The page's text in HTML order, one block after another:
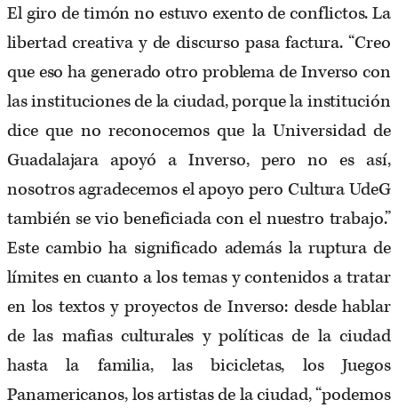
El giro de timón no estuvo exento de conflictos. La
libertad creativa y de discurso pasa factura. “Creo
que eso ha generado otro problema de Inverso con
las instituciones de la ciudad, porque la institución
dice que no reconocemos que la Universidad de
Guadalajara apoyó a Inverso, pero no es así,
nosotros agradecemos el apoyo pero Cultura UdeG
también se vio beneficiada con el nuestro trabajo.”
Este cambio ha significado además la ruptura de
límites en cuanto a los temas y contenidos a tratar
en los textos y proyectos de Inverso: desde hablar
de las mafias culturales y políticas de la ciudad
hasta la familia, las bicicletas, los Juegos
Panamericanos, los artistas de la ciudad, “podemos